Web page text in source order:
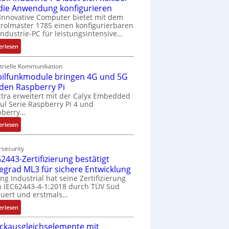
Anwendung konfigurieren
Computer bietet mit dem
1785 einen konfigurierbaren
PC für leistungsintensive…
:
1
9
-
Z
o
l
l
-
I
d
u
s
t
r
i
e
Kommunikation
bringen 4G und 5G
Raspberry Pi
erweitert mit der Calyx Embedded
Serie Raspberry Pi 4 und
:
M
b
i
l
f
u
n
k
Zertifizierung bestätigt
ML3 für sichere Entwicklung
Industrial hat seine Zertifizierung
IEC62443-4-1:2018 durch TÜV Süd
und erstmals…
:
I
E
mit